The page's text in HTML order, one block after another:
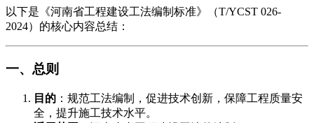
以下是《河南省工程建设工法编制标准》（T/YCST 026-
2024）的核心内容总结：
​一、总则​
​目的​ ​：规范工法编制，促进技术创新，保障工程质量安
全，提升施工技术水平。